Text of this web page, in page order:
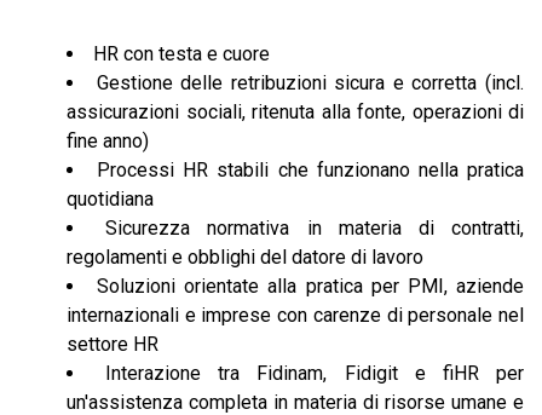
HR con testa e cuore
Gestione delle retribuzioni sicura e corretta (incl.
assicurazioni sociali, ritenuta alla fonte, operazioni di
fine anno)
Processi HR stabili che funzionano nella pratica
quotidiana
Sicurezza normativa in materia di contratti,
regolamenti e obblighi del datore di lavoro
Soluzioni orientate alla pratica per PMI, aziende
internazionali e imprese con carenze di personale nel
settore HR
Interazione tra Fidinam, Fidigit e fiHR per
un'assistenza completa in materia di risorse umane e